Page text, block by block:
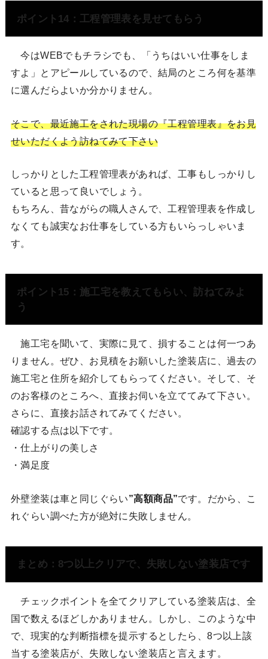
ポイント14：工程管理表を見せてもらう
今はWEBでもチラシでも、「うちはいい仕事をしま
すよ」とアピールしているので、結局のところ何を基準
に選んだらよいか分かりません。
そこで、最近施工をされた現場の『工程管理表』をお見
せいただくよう訪ねてみて下さい
しっかりとした工程管理表があれば、工事もしっかりし
ていると思って良いでしょう。
もちろん、昔ながらの職人さんで、工程管理表を作成し
なくても誠実なお仕事をしている方もいらっしゃいま
す。
ポイント15：施工宅を教えてもらい、訪ねてみよ
う
施工宅を聞いて、実際に見て、損することは何一つあ
りません。ぜひ、お見積をお願いした塗装店に、過去の
施工宅と住所を紹介してもらってください。そして、そ
のお客様のところへ、直接お伺いを立ててみて下さい。
さらに、直接お話されてみてください。
確認する点は以下です。
・仕上がりの美しさ
・満足度
外壁塗装は車と同じぐらい”高額商品”です。だから、こ
れぐらい調べた方が絶対に失敗しません。
まとめ：8つ以上クリアで、失敗しない塗装店です
チェックポイントを全てクリアしている塗装店は、全
国で数えるほどしかありません。しかし、このような中
で、現実的な判断指標を提示するとしたら、8つ以上該
当する塗装店が、失敗しない塗装店と言えます。